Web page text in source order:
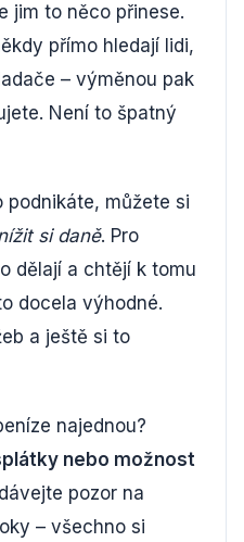
jim to něco přinese.
přímo hledají lidi,
– výměnou pak
Není to špatný
podnikáte, můžete si
si daně. Pro
dělají a chtějí k tomu
docela výhodné.
a ještě si to
najednou?
nebo možnost
pozor na
– všechno si